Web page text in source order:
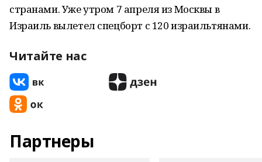
странами. Уже утром 7 апреля из Москвы в
Израиль вылетел спецборт с 120 израильтянами.
Читайте нас
Партнеры